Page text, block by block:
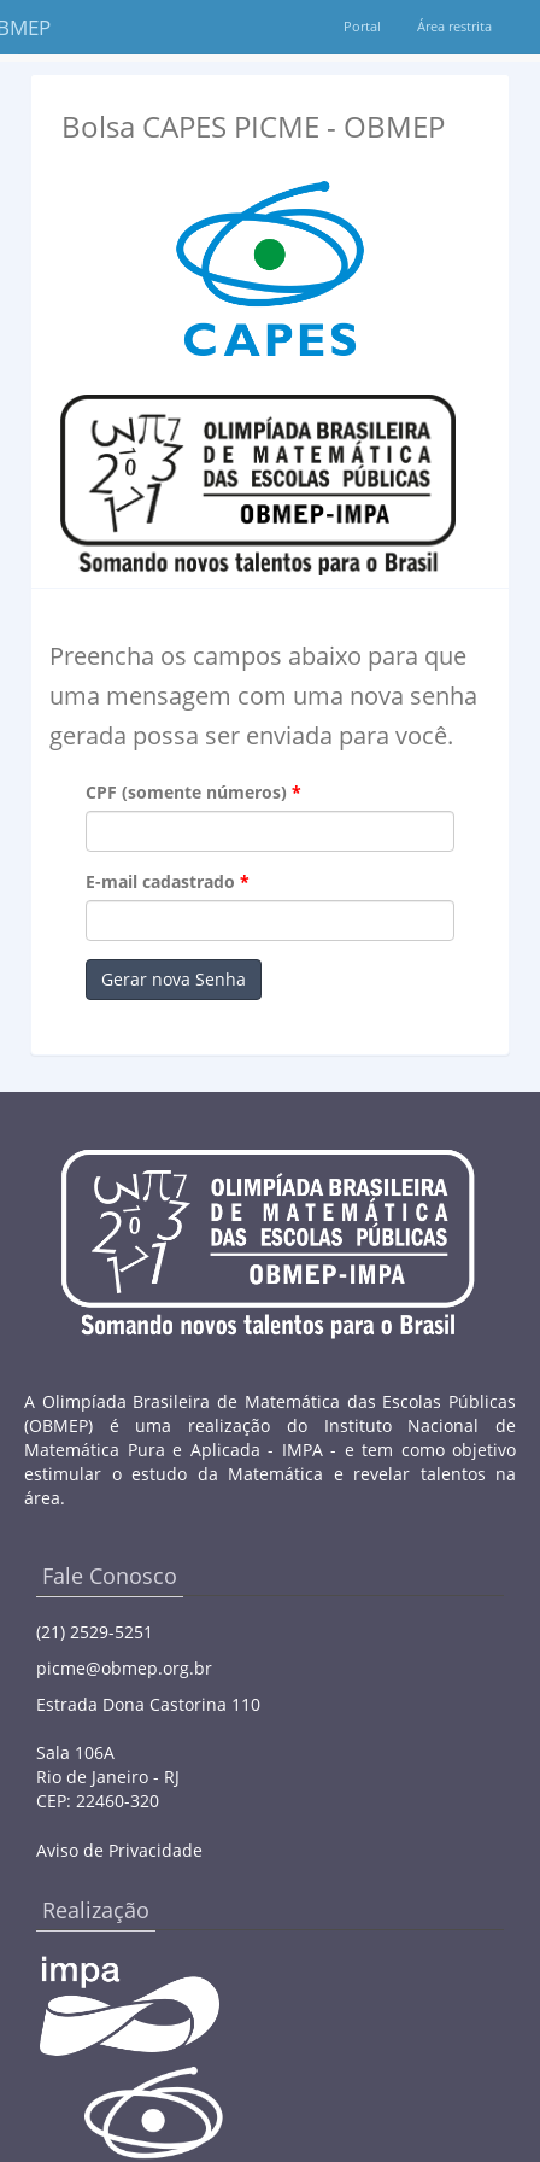
Portal Área restrita
Bolsa CAPES PICME - OBMEP
Preencha os campos abaixo para que
uma mensagem com uma nova senha
gerada possa ser enviada para você.
CPF (somente números)
E-mail cadastrado
Gerar nova Senha
A Olimpíada Brasileira de Matemática das Escolas Públicas
(OBMEP) é uma realização do Instituto Nacional de
Matemática Pura e Aplicada - IMPA - e tem como objetivo
estimular o estudo da Matemática e revelar talentos na
área.
Fale Conosco
(21) 2529-5251
picme@obmep.org.br
Estrada Dona Castorina 110
Sala 106A
Rio de Janeiro - RJ
CEP: 22460-320
Aviso de Privacidade
Realização